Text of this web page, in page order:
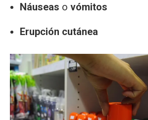
Náuseas o vómitos
Erupción cutánea